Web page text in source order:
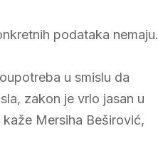
podataka nemaju.
u smislu da
zakon je vrlo jasan u
Mersiha Beširović,